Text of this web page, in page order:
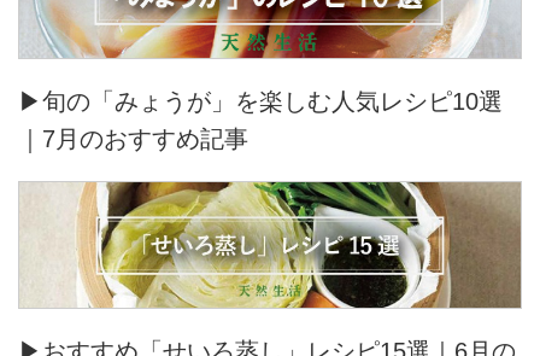
▶旬の「みょうが」を楽しむ人気レシピ10選
｜7月のおすすめ記事